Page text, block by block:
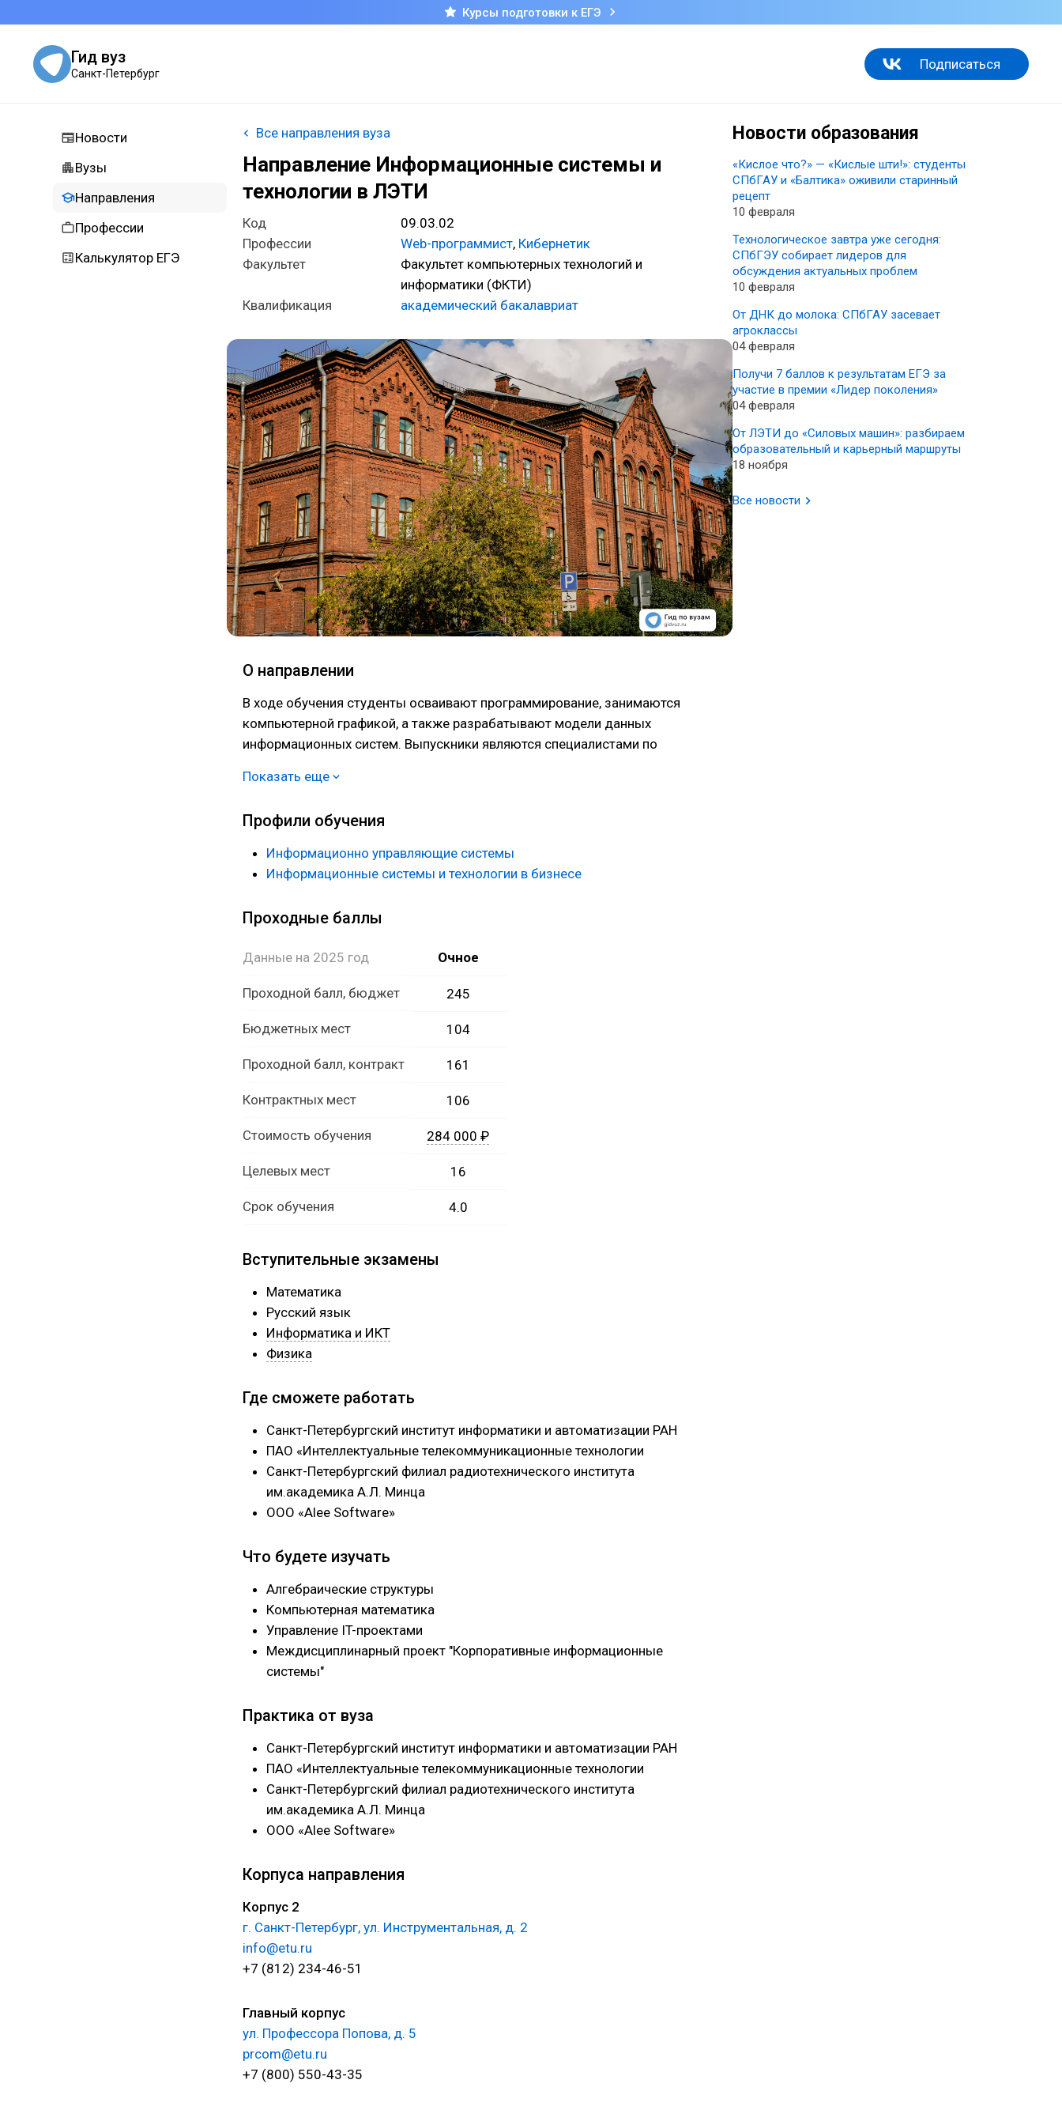
Курсы подготовки к ЕГЭ
Гид вуз
Санкт-Петербург
Подписаться
Новости
Вузы
Направления
Профессии
Калькулятор ЕГЭ
Новости образования
«Кислое что?» — «Кислые шти!»: студенты
СПбГАУ и «Балтика» оживили старинный
рецепт
10 февраля
Технологическое завтра уже сегодня:
СПбГЭУ собирает лидеров для
обсуждения актуальных проблем
10 февраля
От ДНК до молока: СПбГАУ засевает
агроклассы
04 февраля
Получи 7 баллов к результатам ЕГЭ за
участие в премии «Лидер поколения»
04 февраля
От ЛЭТИ до «Силовых машин»: разбираем
образовательный и карьерный маршруты
18 ноября
Все новости
Все направления вуза
Направление Информационные системы и
технологии в ЛЭТИ
Код
09.03.02
Профессии
Web-программист, Кибернетик
Факультет
Факультет компьютерных технологий и
информатики (ФКТИ)
Квалификация
академический бакалавриат
О направлении
В ходе обучения студенты осваивают программирование, занимаются
компьютерной графикой, а также разрабатывают модели данных
информационных систем. Выпускники являются специалистами по
проектов и IT-продуктов.
Показать еще
Профили обучения
Информационно управляющие системы
Информационные системы и технологии в бизнесе
Проходные баллы
Данные на 2025 год Очное
Проходной балл, бюджет 245
Бюджетных мест 104
Проходной балл, контракт 161
Контрактных мест 106
Стоимость обучения 284 000 ₽
Целевых мест 16
Срок обучения 4.0
Вступительные экзамены
Математика
Русский язык
Информатика и ИКТ
Физика
Где сможете работать
Санкт-Петербургский институт информатики и автоматизации РАН
ПАО «Интеллектуальные телекоммуникационные технологии
Санкт-Петербургский филиал радиотехнического института
им.академика А.Л. Минца
ООО «Alee Software»
Что будете изучать
Алгебраические структуры
Компьютерная математика
Управление IT-проектами
Междисциплинарный проект "Корпоративные информационные
системы"
Практика от вуза
Санкт-Петербургский институт информатики и автоматизации РАН
ПАО «Интеллектуальные телекоммуникационные технологии
Санкт-Петербургский филиал радиотехнического института
им.академика А.Л. Минца
ООО «Alee Software»
Корпуса направления
Корпус 2
г. Санкт-Петербург, ул. Инструментальная, д. 2
info@etu.ru
+7 (812) 234-46-51
Главный корпус
ул. Профессора Попова, д. 5
prcom@etu.ru
+7 (800) 550-43-35